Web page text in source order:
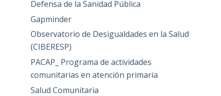
Defensa de la Sanidad Pública
Gapminder
Observatorio de Desigualdades en la Salud
(CIBERESP)
PACAP_ Programa de actividades
comunitarias en atención primaria
Salud Comunitaria